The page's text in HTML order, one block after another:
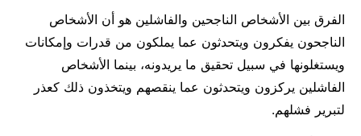
الفرق بين الأشخاص الناجحين والفاشلين هو أن الأشخاص
الناجحون يفكرون ويتحدثون عما يملكون من قدرات وإمكانات
ويستغلونها في سبيل تحقيق ما يريدونه، بينما الأشخاص
الفاشلين يركزون ويتحدثون عما ينقصهم ويتخذون ذلك كعذر
لتبرير فشلهم.